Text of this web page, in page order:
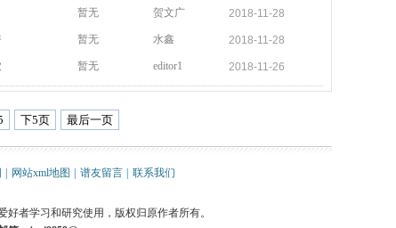
暂无 贺文广 2018-11-28
暂无 水鑫 2018-11-28
暂无 editor1 2018-11-26
下5页 最后一页
网站xml地图 谱友留言
联系我们
者学习和研究使用，版权归原作者所有。